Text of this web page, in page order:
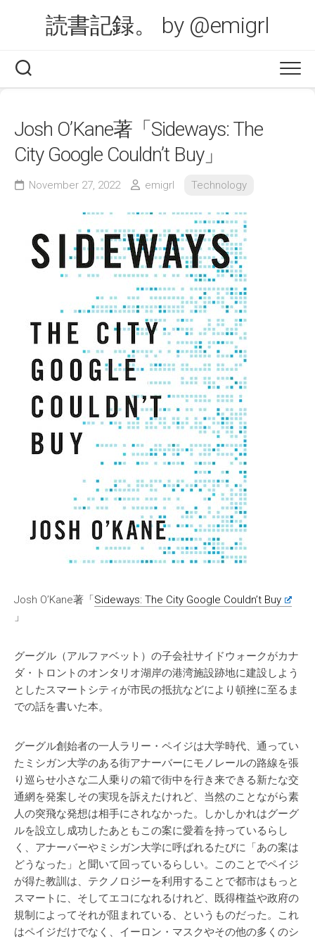
読書記録。 by @emigrl
Josh O’Kane著「Sideways: The
City Google Couldn’t Buy」
November 27, 2022 emigrl Technology
Josh O’Kane著「Sideways: The City Google Couldn’t Buy
」
グーグル（アルファベット）の子会社サイドウォークがカナ
ダ・トロントのオンタリオ湖岸の港湾施設跡地に建設しよう
としたスマートシティが市民の抵抗などにより頓挫に至るま
での話を書いた本。
グーグル創始者の一人ラリー・ペイジは大学時代、通ってい
たミシガン大学のある街アナーバーにモノレールの路線を張
り巡らせ小さな二人乗りの箱で街中を行き来できる新たな交
通網を発案しその実現を訴えたけれど、当然のことながら素
人の突飛な発想は相手にされなかった。しかしかれはグーグ
ルを設立し成功したあともこの案に愛着を持っているらし
く、アナーバーやミシガン大学に呼ばれるたびに「あの案は
どうなった」と聞いて回っているらしい。このことでペイジ
が得た教訓は、テクノロジーを利用することで都市はもっと
スマートに、そしてエコになれるけれど、既得権益や政府の
規制によってそれが阻まれている、というものだった。これ
はペイジだけでなく、イーロン・マスクやその他の多くのシ